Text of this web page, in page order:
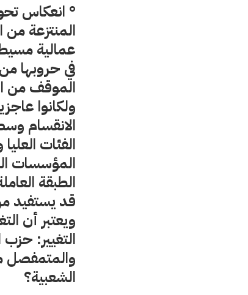
° انعكاس
المنتزعة من
عمالية
في حروبها
الموقف من
ولكانوا
الانقسام
الفئات
المؤسسات
الطبقة
قد يستفيد
ويعتبر أن
التغيير:
والمتمفصل
الشعبية؟